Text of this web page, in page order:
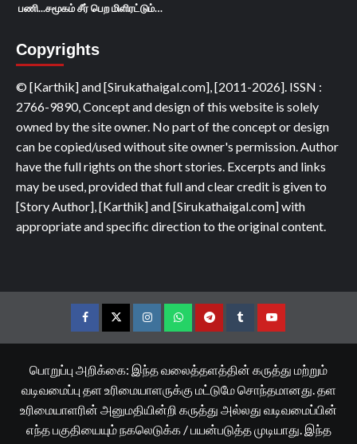
பணி...சமூகம் சீர் பெற மிளிரட்டும்…
Copyrights
© [Karthik] and [Sirukathaigal.com], [2011-2026]. ISSN :
2766-9890, Concept and design of this website is solely
owned by the site owner. No part of the concept or design
can be copied/used without site owner's permission. Author
have the full rights on the short stories. Excerpts and links
may be used, provided that full and clear credit is given to
[Story Author], [Karthik] and [Sirukathaigal.com] with
appropriate and specific direction to the original content.
FacebookTwitterInstagramWhatsappTelegramTumblrYouTube
பொறுப்பு அறிக்கை: இந்த வலைத்தளத்தின் கருத்து மற்றும்
வடிவமைப்பு தள உரிமையாளருக்கு மட்டுமே சொந்தமானது. தள
உரிமையாளரின் அனுமதியின்றி கருத்து அல்லது வடிவமைப்பின்
எந்த பகுதியையும் நகலெடுக்க / பயன்படுத்த முடியாது. இந்த